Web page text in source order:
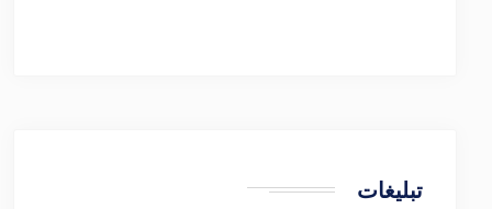
تبلیغات